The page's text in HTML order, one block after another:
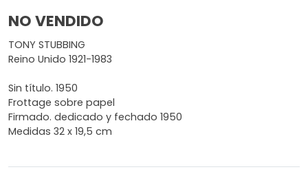
NO VENDIDO
TONY STUBBING
Reino Unido 1921-1983
Sin título. 1950
Frottage sobre papel
Firmado. dedicado y fechado 1950
Medidas 32 x 19,5 cm